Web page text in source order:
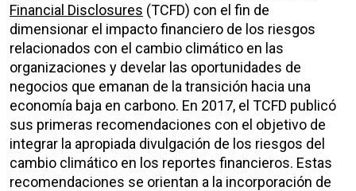
Financial Disclosures (TCFD) con el fin de
dimensionar el impacto financiero de los riesgos
relacionados con el cambio climático en las
organizaciones y develar las oportunidades de
negocios que emanan de la transición hacia una
economía baja en carbono. En 2017, el TCFD publicó
sus primeras recomendaciones con el objetivo de
integrar la apropiada divulgación de los riesgos del
cambio climático en los reportes financieros. Estas
recomendaciones se orientan a la incorporación de